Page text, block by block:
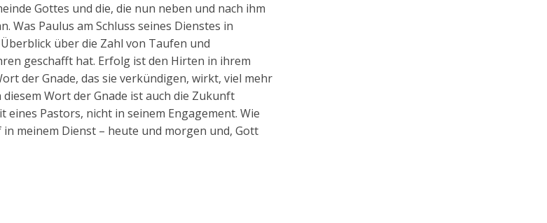
Gottes und die, die nun neben und nach ihm
Was Paulus am Schluss seines Dienstes in
über die Zahl von Taufen und
geschafft hat. Erfolg ist den Hirten in ihrem
der Gnade, das sie verkündigen, wirkt, viel mehr
Wort der Gnade ist auch die Zukunft
Pastors, nicht in seinem Engagement. Wie
meinem Dienst – heute und morgen und, Gott